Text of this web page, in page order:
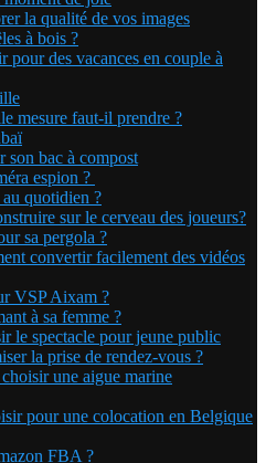
la qualité de vos images
à bois ?
pour des vacances en couple à
mesure faut-il prendre ?
son bac à compost
espion ?
quotidien ?
sur le cerveau des joueurs?
sa pergola ?
convertir facilement des vidéos
VSP Aixam ?
à sa femme ?
le spectacle pour jeune public
la prise de rendez-vous ?
une aigue marine
pour une colocation en Belgique
FBA ?